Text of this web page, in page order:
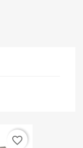
favorite_border